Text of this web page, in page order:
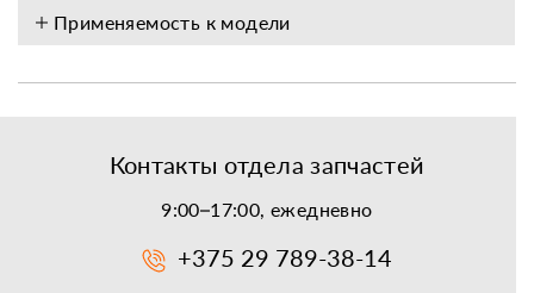
Применяемость к модели
Контакты отдела запчастей
9:00–17:00, ежедневно
+375 29 789-38-14